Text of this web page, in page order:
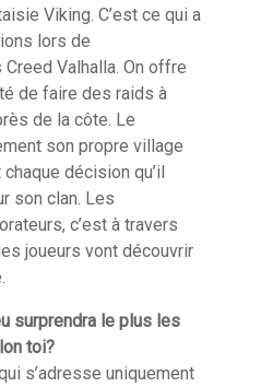
Viking. C’est ce qui a
lors de
Creed Valhalla . On offre
de faire des raids à
de la côte. Le
son propre village
chaque décision qu’il
son clan. Les
, c’est à travers
joueurs vont découvrir
surprendra le plus les
toi?
s’adresse uniquement